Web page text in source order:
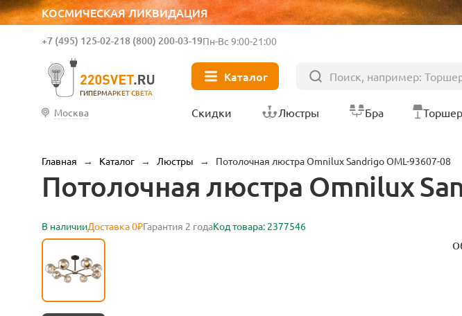
КОСМИЧЕСКАЯ ЛИКВИДАЦИЯ
ГИПЕРМАРКЕТ СВЕТА
+7 (495) 125-02-218 (800) 200-03-19Пн-Вс 9:00-21:00
Каталог
Москва Скидки Люстры Бра
Главная → Каталог → Люстры → Потолочная люстра Omnilux Sandrigo OML-93607-08
Потолочная люстра Omnilux
В наличииДоставка 0₽Гарантия 2 годаКод товара: 2377546